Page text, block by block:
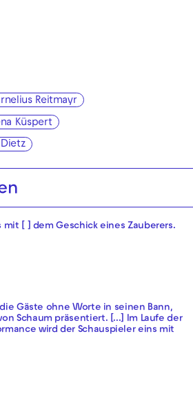
Reitmayr
Küspert
mit [ ] dem Geschick eines Zauberers.
Gäste ohne Worte in seinen Bann,
Schaum präsentiert. [...] Im Laufe der
wird der Schauspieler eins mit